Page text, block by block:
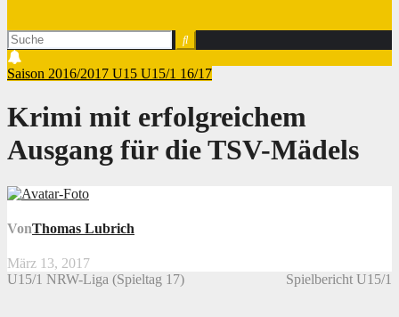
Saison 2016/2017 U15 U15/1 16/17
Krimi mit erfolgreichem
Ausgang für die TSV-Mädels
VonThomas Lubrich
März 13, 2017
U15/1 NRW-Liga (Spieltag 17)
Spielbericht U15/1